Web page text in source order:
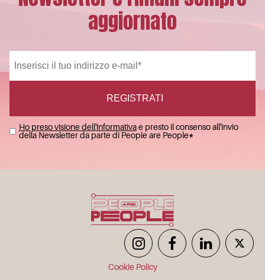
aggiornato
Ho preso visione dell'informativae presto il consenso all'invio
della Newsletter da parte di People are People*
Cookie Policy